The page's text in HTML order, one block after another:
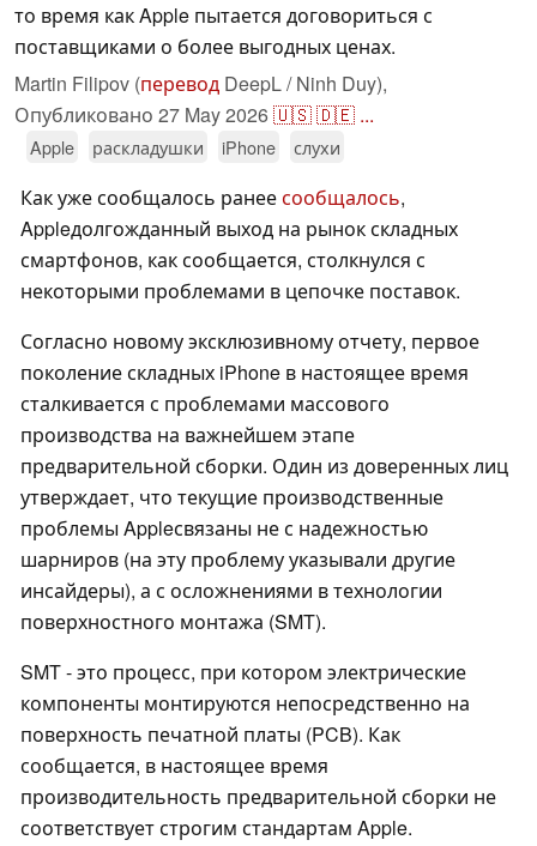
то время как Apple пытается договориться с
поставщиками о более выгодных ценах.
Martin Filipov (перевод DeepL / Ninh Duy),
Опубликовано 27 May 2026🇺🇸🇩🇪 ...
Apple раскладушки iPhone слухи
Как уже сообщалось ранеесообщалось,
Appleдолгожданный выход на рынок складных
смартфонов, как сообщается, столкнулся с
некоторыми проблемами в цепочке поставок.
Согласно новому эксклюзивному отчету, первое
поколение складных iPhone в настоящее время
сталкивается с проблемами массового
производства на важнейшем этапе
предварительной сборки. Один из доверенных лиц
утверждает, что текущие производственные
проблемы Appleсвязаны не с надежностью
шарниров (на эту проблему указывали другие
инсайдеры), а с осложнениями в технологии
поверхностного монтажа (SMT).
SMT - это процесс, при котором электрические
компоненты монтируются непосредственно на
поверхность печатной платы (PCB). Как
сообщается, в настоящее время
производительность предварительной сборки не
соответствует строгим стандартам Apple.